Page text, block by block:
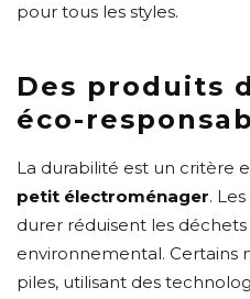
pour tous les styles.
Des produits
éco-
La durabilité est un critère
petit électroménager.
durer réduisent les
environnemental. Certains
piles, utilisant des